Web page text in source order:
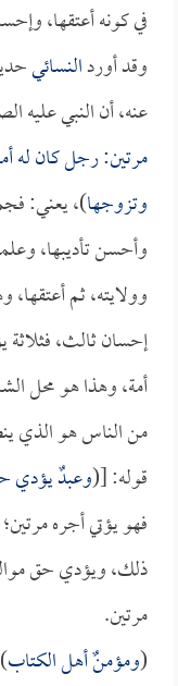
في كونه أعتقها،
وقد أوردالنسائي
عنه، أن النبي عليه
مرتين: رجل كان له
وتزوجها)، يعني:
وأحسن تأديبها،
وولايته، ثم
إحسان ثالث،
أمة، وهذا هو محل
من الناس هو الذي
قوله: [(وعبدٌ يؤدي
فهو يؤتي أجره
ذلك، ويؤدي حق
مرتين.
(ومؤمنٌ أهل الكتاب